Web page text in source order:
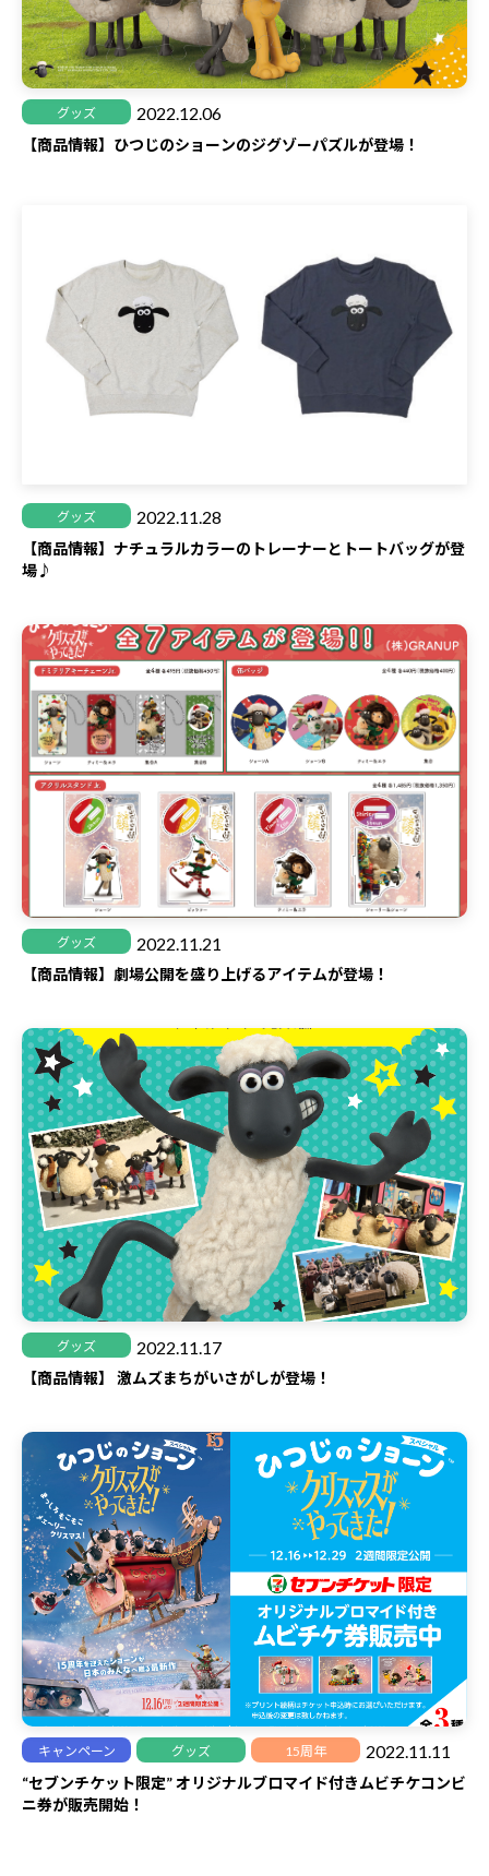
グッズ 2022.12.06
【商品情報】ひつじのショーンのジグゾーパズルが登場！
グッズ 2022.11.28
【商品情報】ナチュラルカラーのトレーナーとトートバッグが登
場♪
グッズ 2022.11.21
【商品情報】劇場公開を盛り上げるアイテムが登場！
グッズ 2022.11.17
【商品情報】 激ムズまちがいさがしが登場！
キャンペーン グッズ 15周年 2022.11.11
“セブンチケット限定” オリジナルブロマイド付きムビチケコンビ
ニ券が販売開始！